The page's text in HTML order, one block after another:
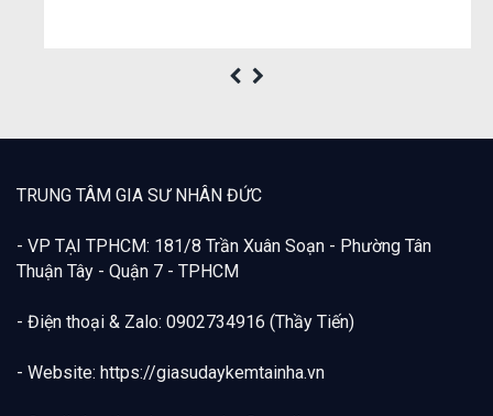
TRUNG TÂM GIA SƯ NHÂN ĐỨC
- VP TẠI TPHCM: 181/8 Trần Xuân Soạn - Phường Tân
Thuận Tây - Quận 7 - TPHCM
- Điện thoại & Zalo: 0902734916 (Thầy Tiến)
- Website: https://giasudaykemtainha.vn